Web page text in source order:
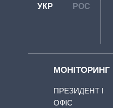
УКР РОС
МОНІТОРИНГ
ПРЕЗИДЕНТ І
ОФІС